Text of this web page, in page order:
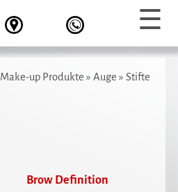
Make-up Produkte »Auge »Stifte
Brow Definition